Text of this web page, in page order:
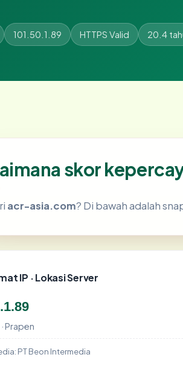
101.50.1.89 HTTPS Valid 20.4
skor
acr-asia.com? Di bawah adalah
IP · Lokasi Server
Prapen
PT Beon Intermedia